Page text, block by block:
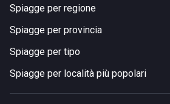
Spiagge per regione
Spiagge per provincia
Spiagge per tipo
Spiagge per località più popolari